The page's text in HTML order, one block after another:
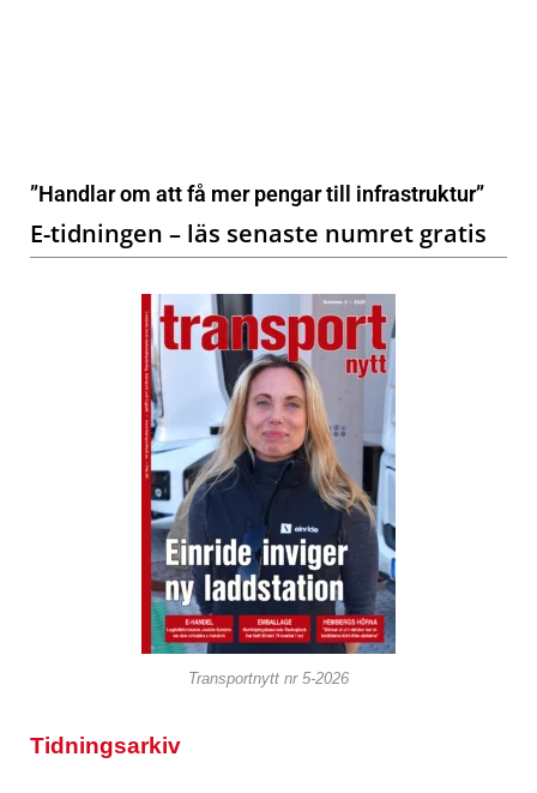
”Handlar om att få mer pengar till infrastruktur”
E-tidningen – läs senaste numret gratis
Transportnytt nr 5-2026
Tidningsarkiv